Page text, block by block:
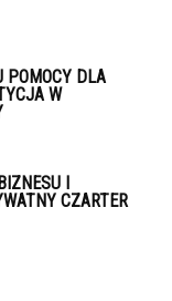
POMOCY DLA
W
I
CZARTER